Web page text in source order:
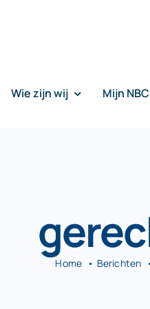
Wie zijn wij Mijn
Home Berichten